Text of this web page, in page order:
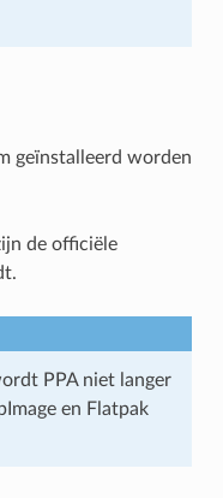
geïnstalleerd worden
de officiële
PPA niet langer
en Flatpak